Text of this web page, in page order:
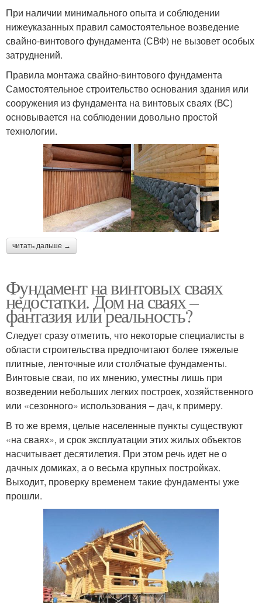
При наличии минимального опыта и соблюдении
нижеуказанных правил самостоятельное возведение
свайно-винтового фундамента (СВФ) не вызовет особых
затруднений.
Правила монтажа свайно-винтового фундамента
Самостоятельное строительство основания здания или
сооружения из фундамента на винтовых сваях (ВС)
основывается на соблюдении довольно простой
технологии.
читать дальше →
Фундамент на винтовых сваях
недостатки. Дом на сваях –
фантазия или реальность?
Следует сразу отметить, что некоторые специалисты в
области строительства предпочитают более тяжелые
плитные, ленточные или столбчатые фундаменты.
Винтовые сваи, по их мнению, уместны лишь при
возведении небольших легких построек, хозяйственного
или «сезонного» использования – дач, к примеру.
В то же время, целые населенные пункты существуют
«на сваях», и срок эксплуатации этих жилых объектов
насчитывает десятилетия. При этом речь идет не о
дачных домиках, а о весьма крупных постройках.
Выходит, проверку временем такие фундаменты уже
прошли.